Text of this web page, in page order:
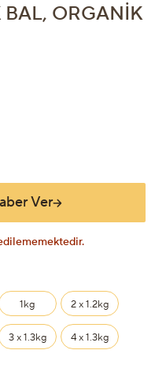
ORGANIK
Ver
1kg 2 x 1.2kg
3 x 1.3kg 4 x 1.3kg